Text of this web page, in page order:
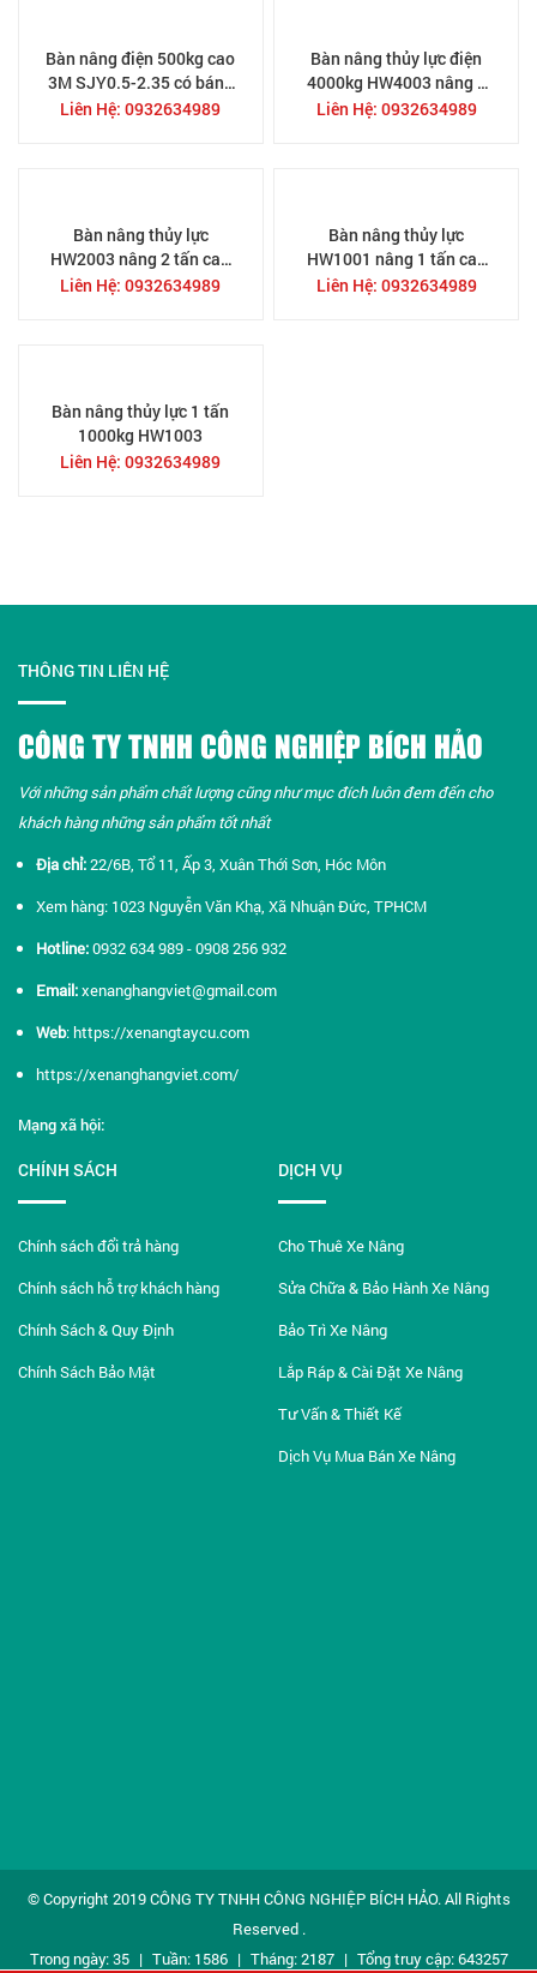
Bàn nâng điện 500kg cao
3M SJY0.5-2.35 có bánh
xe di chuyển
Liên Hệ: 0932634989
Bàn nâng thủy lực điện
4000kg HW4003 nâng 4
tấn cao 1.3M bàn nâng
Liên Hệ: 0932634989
Bàn nâng thủy lực
HW2003 nâng 2 tấn cao
1.3M bàn nâng điện
Liên Hệ: 0932634989
Bàn nâng thủy lực
HW1001 nâng 1 tấn cao
1M bàn nâng điện
Liên Hệ: 0932634989
Bàn nâng thủy lực 1 tấn
1000kg HW1003
Liên Hệ: 0932634989
THÔNG TIN LIÊN HỆ
CÔNG TY TNHH CÔNG NGHIỆP BÍCH HẢO
Với những sản phẩm chất lượng cũng như mục đích luôn đem đến cho
khách hàng những sản phẩm tốt nhất​
Địa chỉ:22/6B, Tổ 11, Ấp 3, Xuân Thới Sơn, Hóc Môn
Xem hàng: 1023 Nguyễn Văn Khạ, Xã Nhuận Đức, TPHCM
Hotline:0932 634 989 - 0908 256 932
Email:xenanghangviet@gmail.com
Web:https://xenangtaycu.com
https://xenanghangviet.com/
Mạng xã hội:
CHÍNH SÁCH
Chính sách đổi trả hàng
Chính sách hỗ trợ khách hàng
Chính Sách & Quy Định
Chính Sách Bảo Mật
DỊCH VỤ
Cho Thuê Xe Nâng
Sửa Chữa & Bảo Hành Xe Nâng
Bảo Trì Xe Nâng
Lắp Ráp & Cài Đặt Xe Nâng
Tư Vấn & Thiết Kế
Dịch Vụ Mua Bán Xe Nâng
© Copyright 2019CÔNG TY TNHH CÔNG NGHIỆP BÍCH HẢO. All Rights
Reserved .
Trong ngày: 35 | Tuần: 1586 | Tháng: 2187 | Tổng truy cập: 643257